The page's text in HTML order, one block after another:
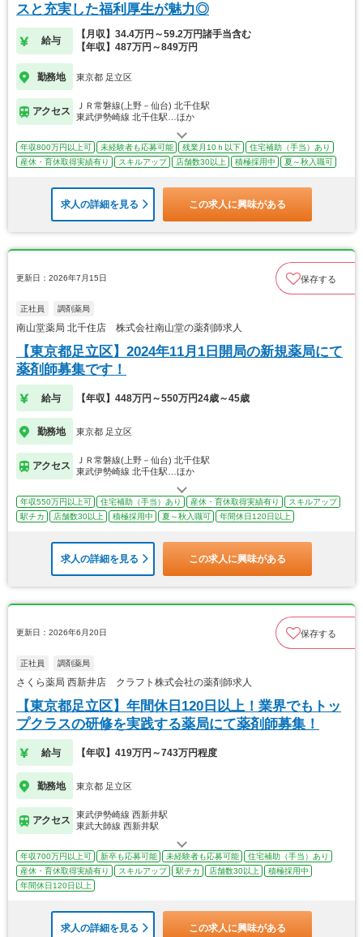
スと充実した福利厚生が魅力◎
給与
【月収】34.4万円～59.2万円諸手当含む
【年収】487万円～849万円
勤務地 東京都 足立区
アクセス
ＪＲ常磐線(上野－仙台) 北千住駅
東武伊勢崎線 北千住駅…ほか
年収800万円以上可 未経験者も応募可能 残業月10ｈ以下
住宅補助（手当）あり
産休・育休取得実績有り
スキルアップ 店舗数30以上 積極採用中 夏～秋入職可
求人の詳細を見る この求人に興味がある
更新日：2026年7月15日 保存する
正社員 調剤薬局
南山堂薬局 北千住店 株式会社南山堂の薬剤師求人
【東京都足立区】2024年11月1日開局の新規薬局にて
薬剤師募集です！
給与 【年収】448万円～550万円24歳～45歳
勤務地 東京都 足立区
アクセス
ＪＲ常磐線(上野－仙台) 北千住駅
東武伊勢崎線 北千住駅…ほか
年収550万円以上可 住宅補助（手当）あり 産休・育休取得実績有り
スキルアップ
駅チカ
店舗数30以上 積極採用中 夏～秋入職可 年間休日120日以上
求人の詳細を見る この求人に興味がある
更新日：2026年6月20日 保存する
正社員 調剤薬局
さくら薬局 西新井店 クラフト株式会社の薬剤師求人
【東京都足立区】年間休日120日以上！業界でもトッ
プクラスの研修を実践する薬局にて薬剤師募集！
給与 【年収】419万円～743万円程度
勤務地 東京都 足立区
アクセス
東武伊勢崎線 西新井駅
東武大師線 西新井駅
年収700万円以上可 新卒も応募可能 未経験者も応募可能
住宅補助（手当）あり
産休・育休取得実績有り
スキルアップ 駅チカ 店舗数30以上
積極採用中
年間休日120日以上
求人の詳細を見る この求人に興味がある